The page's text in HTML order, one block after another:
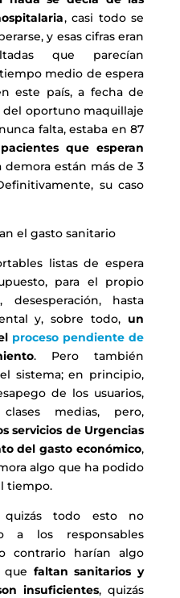
, casi todo se
y esas cifras eran
que parecían
medio de espera
este país, a fecha de
del oportuno maquillaje
falta, estaba en 87
que esperan
demora están más de 3
su caso
el gasto sanitario
listas de espera
para el propio
desesperación, hasta
y, sobre todo, un
proceso pendiente de
. Pero también
sistema; en principio,
de los usuarios,
medias, pero,
servicios de Urgencias
del gasto económico,
algo que ha podido
tiempo.
todo esto no
a los responsables
contrario harían algo
faltan sanitarios y
insuficientes, quizás